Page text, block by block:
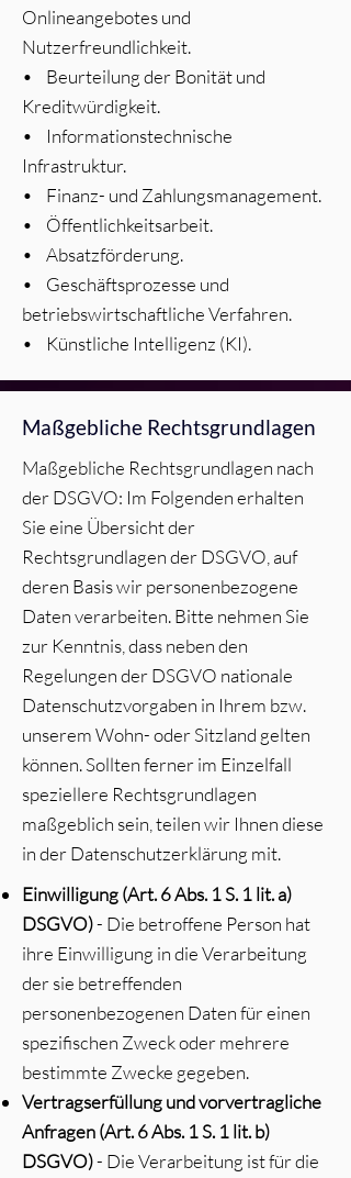
Onlineangebotes und
Nutzerfreundlichkeit.
• Beurteilung der Bonität und
Kreditwürdigkeit.
• Informationstechnische
Infrastruktur.
• Finanz- und Zahlungsmanagement.
• Öffentlichkeitsarbeit.
• Absatzförderung.
• Geschäftsprozesse und
betriebswirtschaftliche Verfahren.
• Künstliche Intelligenz (KI).
Maßgebliche Rechtsgrundlagen
Maßgebliche Rechtsgrundlagen nach
der DSGVO: Im Folgenden erhalten
Sie eine Übersicht der
Rechtsgrundlagen der DSGVO, auf
deren Basis wir personenbezogene
Daten verarbeiten. Bitte nehmen Sie
zur Kenntnis, dass neben den
Regelungen der DSGVO nationale
Datenschutzvorgaben in Ihrem bzw.
unserem Wohn- oder Sitzland gelten
können. Sollten ferner im Einzelfall
speziellere Rechtsgrundlagen
maßgeblich sein, teilen wir Ihnen diese
in der Datenschutzerklärung mit.
Einwilligung (Art. 6 Abs. 1 S. 1 lit. a)
DSGVO)- Die betroffene Person hat
ihre Einwilligung in die Verarbeitung
der sie betreffenden
personenbezogenen Daten für einen
spezifischen Zweck oder mehrere
bestimmte Zwecke gegeben.
Vertragserfüllung und vorvertragliche
Anfragen (Art. 6 Abs. 1 S. 1 lit. b)
DSGVO)- Die Verarbeitung ist für die